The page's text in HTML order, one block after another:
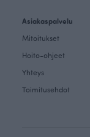
Asiakaspalvelu
Mitoitukset
Hoito-ohjeet
Yhteys
Toimitusehdot